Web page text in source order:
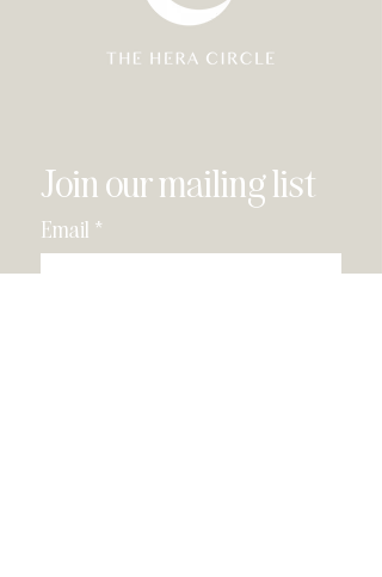
Join our mailing list
Email *